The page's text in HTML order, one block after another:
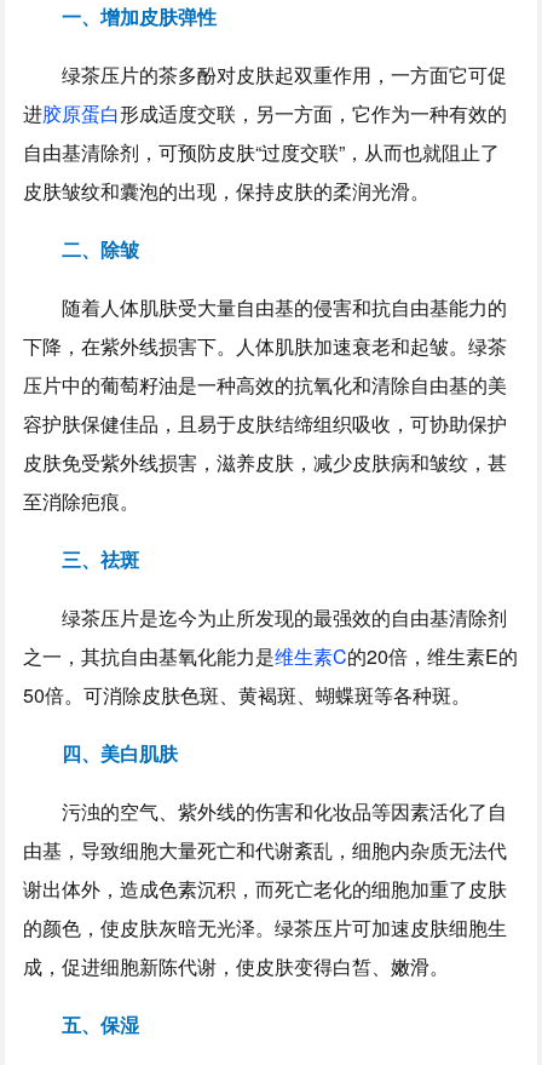
一、增加皮肤弹性
绿茶压片的茶多酚对皮肤起双重作用，一方面它可促
进胶原蛋白形成适度交联，另一方面，它作为一种有效的
自由基清除剂，可预防皮肤“过度交联”，从而也就阻止了
皮肤皱纹和囊泡的出现，保持皮肤的柔润光滑。
二、除皱
随着人体肌肤受大量自由基的侵害和抗自由基能力的
下降，在紫外线损害下。人体肌肤加速衰老和起皱。绿茶
压片中的葡萄籽油是一种高效的抗氧化和清除自由基的美
容护肤保健佳品，且易于皮肤结缔组织吸收，可协助保护
皮肤免受紫外线损害，滋养皮肤，减少皮肤病和皱纹，甚
至消除疤痕。
三、祛斑
绿茶压片是迄今为止所发现的最强效的自由基清除剂
之一，其抗自由基氧化能力是维生素C的20倍，维生素E的
50倍。可消除皮肤色斑、黄褐斑、蝴蝶斑等各种斑。
四、美白肌肤
污浊的空气、紫外线的伤害和化妆品等因素活化了自
由基，导致细胞大量死亡和代谢紊乱，细胞内杂质无法代
谢出体外，造成色素沉积，而死亡老化的细胞加重了皮肤
的颜色，使皮肤灰暗无光泽。绿茶压片可加速皮肤细胞生
成，促进细胞新陈代谢，使皮肤变得白皙、嫩滑。
五、保湿